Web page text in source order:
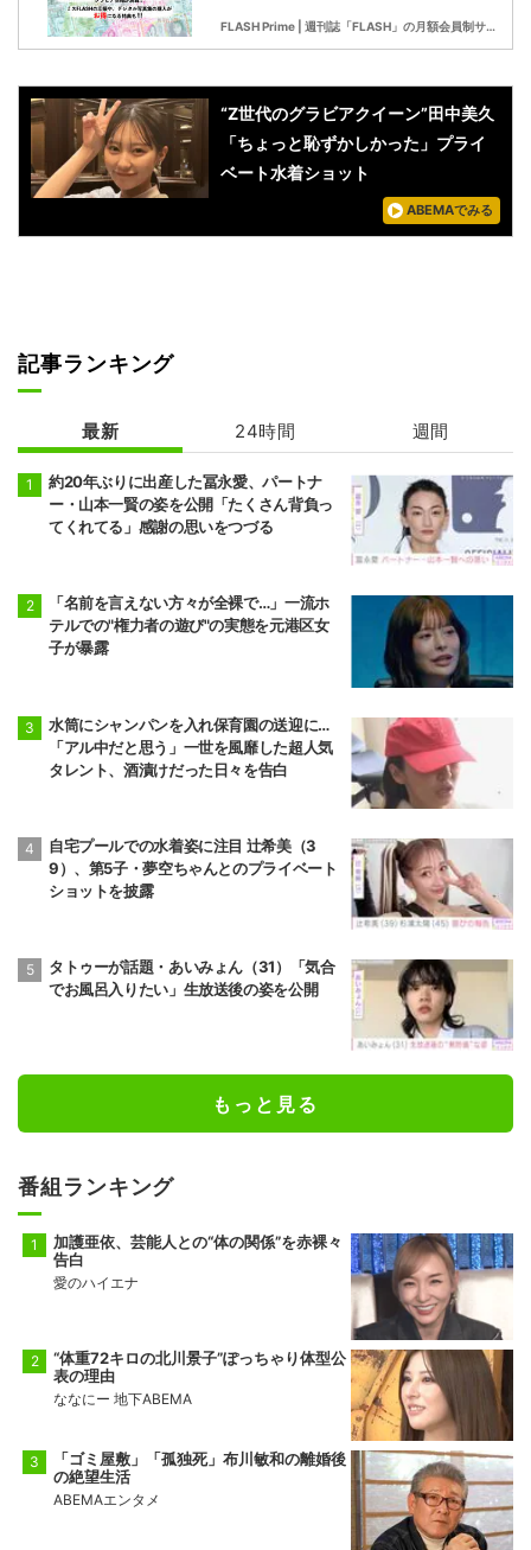
FLASH Prime | 週刊誌「FLASH」の月額会員制サービス
“Z世代のグラビアクイーン”田中美久
「ちょっと恥ずかしかった」プライ
ベート水着ショット
ABEMAでみる
記事ランキング
最新 24時間 週間
約20年ぶりに出産した冨永愛、パートナ
ー・山本一賢の姿を公開「たくさん背負っ
てくれてる」感謝の思いをつづる
「名前を言えない方々が全裸で…」一流ホ
テルでの"権力者の遊び"の実態を元港区女
子が暴露
水筒にシャンパンを入れ保育園の送迎に…
「アル中だと思う」一世を風靡した超人気
タレント、酒漬けだった日々を告白
自宅プールでの水着姿に注目 辻希美（3
9）、第5子・夢空ちゃんとのプライベート
ショットを披露
タトゥーが話題・あいみょん（31）「気合
でお風呂入りたい」生放送後の姿を公開
もっと見る
番組ランキング
加護亜依、芸能人との“体の関係”を赤裸々
告白
愛のハイエナ
“体重72キロの北川景子”ぽっちゃり体型公
表の理由
ななにー 地下ABEMA
「ゴミ屋敷」「孤独死」布川敏和の離婚後
の絶望生活
ABEMAエンタメ